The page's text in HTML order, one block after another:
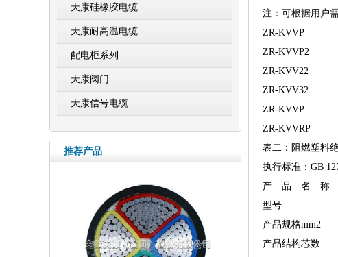
天康硅橡胶电缆
天康耐高温电缆
配电柜系列
天康阀门
天康信号电缆
推荐产品
注：可根据用户
ZR-KVVP
ZR-KVVP2
ZR-KVV22
ZR-KVV32
ZR-KVVP
ZR-KVVRP
表二：阻燃塑料
执行标准：GB
产 品 名 称
型号
产品规格mm2
产品结构芯数